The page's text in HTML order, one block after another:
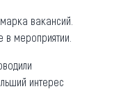
вакансий.
в мероприятии.
интерес